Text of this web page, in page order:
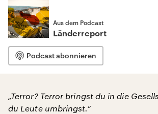
Aus dem Podcast
Länderreport
Podcast abonnieren
„Terror? Terror bringst du in die
du Leute umbringst.“